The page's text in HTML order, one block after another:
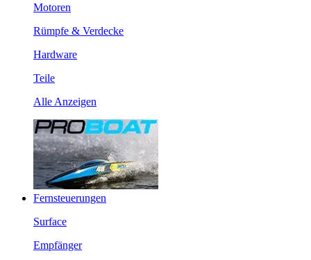
Motoren
Rümpfe & Verdecke
Hardware
Teile
Alle Anzeigen
Fernsteuerungen
Surface
Empfänger